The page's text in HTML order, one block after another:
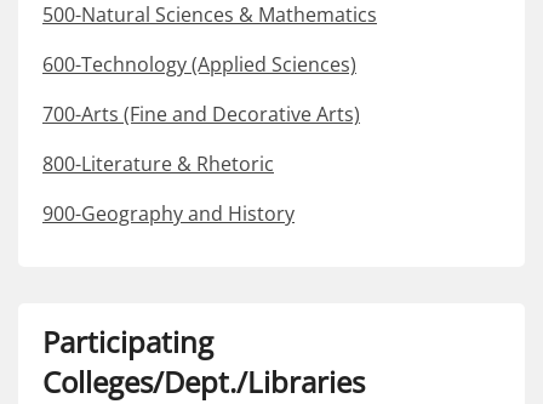
500-Natural Sciences & Mathematics
600-Technology (Applied Sciences)
700-Arts (Fine and Decorative Arts)
800-Literature & Rhetoric
900-Geography and History
Participating
Colleges/Dept./Libraries